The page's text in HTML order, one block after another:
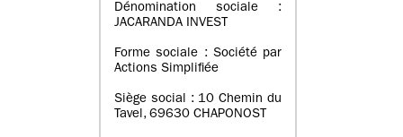
Dénomination sociale :
JACARANDA INVEST
Forme sociale : Société par
Actions Simplifiée
Siège social : 10 Chemin du
Tavel, 69630 CHAPONOST